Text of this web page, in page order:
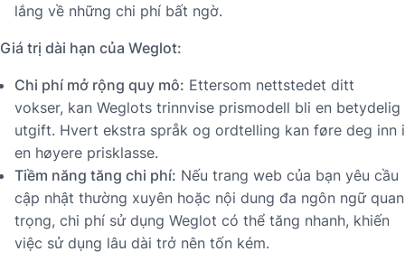
lắng về những chi phí bất ngờ.
Giá trị dài hạn của Weglot:
Chi phí mở rộng quy mô: Ettersom nettstedet ditt
vokser, kan Weglots trinnvise prismodell bli en betydelig
utgift. Hvert ekstra språk og ordtelling kan føre deg inn i
en høyere prisklasse.
Tiềm năng tăng chi phí: Nếu trang web của bạn yêu cầu
cập nhật thường xuyên hoặc nội dung đa ngôn ngữ quan
trọng, chi phí sử dụng Weglot có thể tăng nhanh, khiến
việc sử dụng lâu dài trở nên tốn kém.